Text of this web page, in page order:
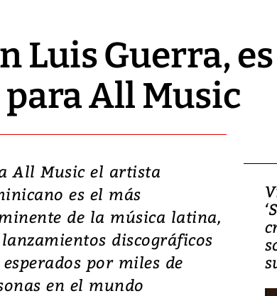
Luis Guerra,
para All Music
All Music el artista
es el más
de la música latina,
discográficos
por miles de
en el mundo
Video, Japón: Terremoto
deja heridos y graves
daños en Kumamoto